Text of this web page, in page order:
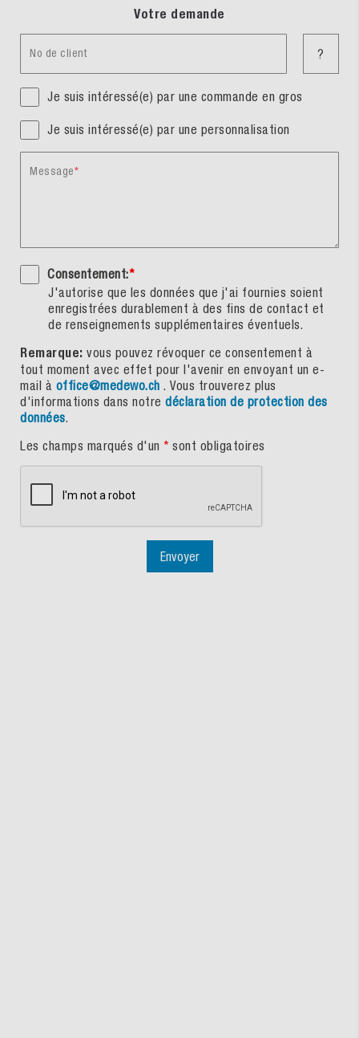
Votre demande
No de client ?
Je suis intéressé(e) par une commande en gros
Je suis intéressé(e) par une personnalisation
Message
Consentement:*
J'autorise que les données que j'ai fournies soient
enregistrées durablement à des fins de contact et
de renseignements supplémentaires éventuels.
Remarque: vous pouvez révoquer ce consentement à
tout moment avec effet pour l'avenir en envoyant un e-
mail à office@medewo.ch . Vous trouverez plus
d'informations dans notre déclaration de protection des
données
Les champs marqués d'un * sont obligatoires
Envoyer